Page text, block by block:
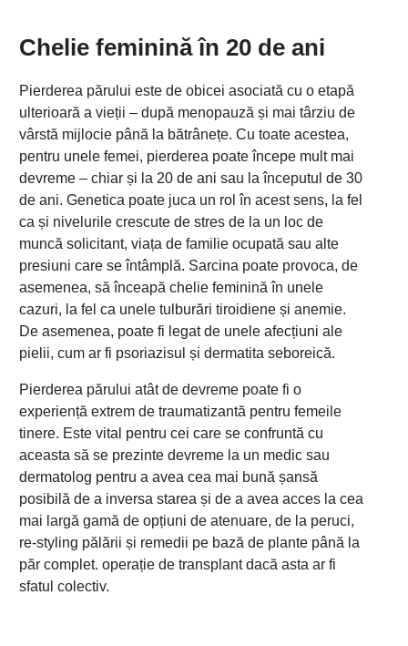
Chelie feminină în 20 de ani
Pierderea părului este de obicei asociată cu o etapă
ulterioară a vieții – după menopauză și mai târziu de
vârstă mijlocie până la bătrânețe. Cu toate acestea,
pentru unele femei, pierderea poate începe mult mai
devreme – chiar și la 20 de ani sau la începutul de 30
de ani. Genetica poate juca un rol în acest sens, la fel
ca și nivelurile crescute de stres de la un loc de
muncă solicitant, viața de familie ocupată sau alte
presiuni care se întâmplă. Sarcina poate provoca, de
asemenea, să înceapă chelie feminină în unele
cazuri, la fel ca unele tulburări tiroidiene și anemie.
De asemenea, poate fi legat de unele afecțiuni ale
pielii, cum ar fi psoriazisul și dermatita seboreică.
Pierderea părului atât de devreme poate fi o
experiență extrem de traumatizantă pentru femeile
tinere. Este vital pentru cei care se confruntă cu
aceasta să se prezinte devreme la un medic sau
dermatolog pentru a avea cea mai bună șansă
posibilă de a inversa starea și de a avea acces la cea
mai largă gamă de opțiuni de atenuare, de la peruci,
re-styling pălării și remedii pe bază de plante până la
păr complet. operație de transplant dacă asta ar fi
sfatul colectiv.